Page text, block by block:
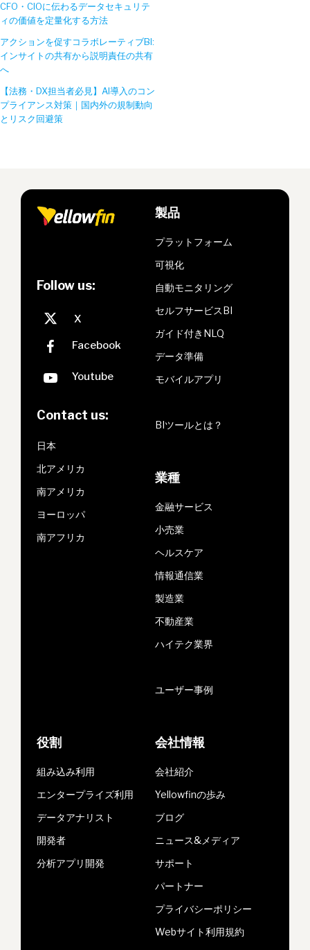
CFO・CIOに伝わるデータセキュリテ
ィの価値を定量化する方法
アクションを促すコラボレーティブBI:
インサイトの共有から説明責任の共有
へ
【法務・DX担当者必見】AI導入のコン
プライアンス対策｜国内外の規制動向
とリスク回避策
Follow us:
Contact us:
日本
北アメリカ
南アメリカ
ヨーロッパ
南アフリカ
製品
プラットフォーム
可視化
自動モニタリング
セルフサービスBI
ガイド付きNLQ
データ準備
モバイルアプリ
BIツールとは？
業種
金融サービス
小売業
ヘルスケア
情報通信業
製造業
不動産業
ハイテク業界
ユーザー事例
役割
組み込み利用
エンタープライズ利用
データアナリスト
開発者
分析アプリ開発
会社情報
会社紹介
Yellowfinの歩み
ブログ
ニュース&メディア
サポート
パートナー
プライバシーポリシー
Webサイト利用規約